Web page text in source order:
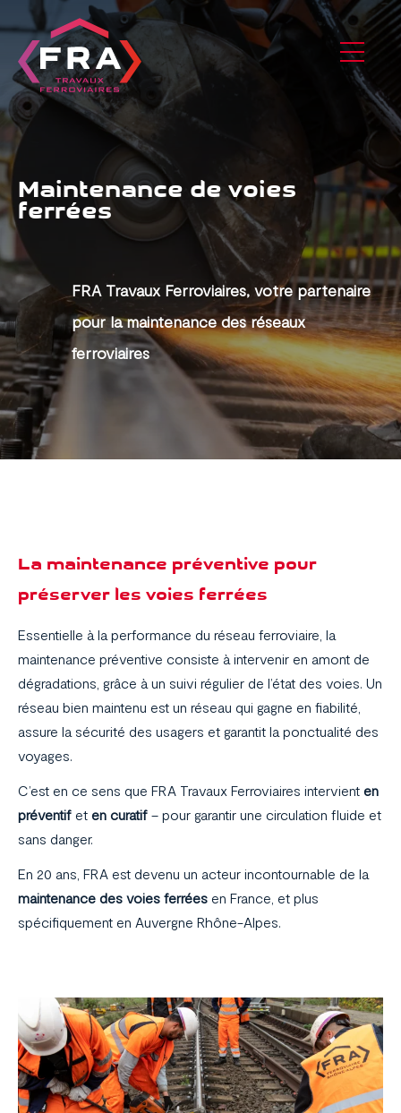
Maintenance de voies
ferrées
FRA Travaux Ferroviaires, votre partenaire
pour la maintenance des réseaux
ferroviaires
La maintenance préventive pour
préserver les voies ferrées
Essentielle à la performance du réseau ferroviaire, la
maintenance préventive consiste à intervenir en amont de
dégradations, grâce à un suivi régulier de l’état des voies. Un
réseau bien maintenu est un réseau qui gagne en fiabilité,
assure la sécurité des usagers et garantit la ponctualité des
voyages.
C’est en ce sens que FRA Travaux Ferroviaires intervient en
préventif et en curatif – pour garantir une circulation fluide et
sans danger.
En 20 ans, FRA est devenu un acteur incontournable de la
maintenance des voies ferrées en France, et plus
spécifiquement en Auvergne Rhône-Alpes.